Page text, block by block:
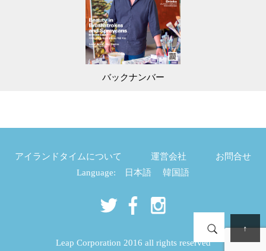
バックナンバー
アイランドタイムについて 運営会社
お問合せ
Language:
日本語 韓国語
Leap Corporation 2016 all rights reserved
↑